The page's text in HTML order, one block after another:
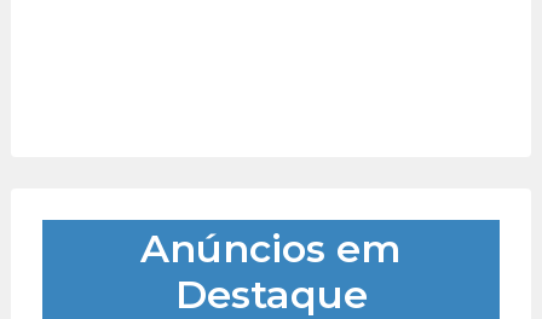
Anúncios em
Destaque